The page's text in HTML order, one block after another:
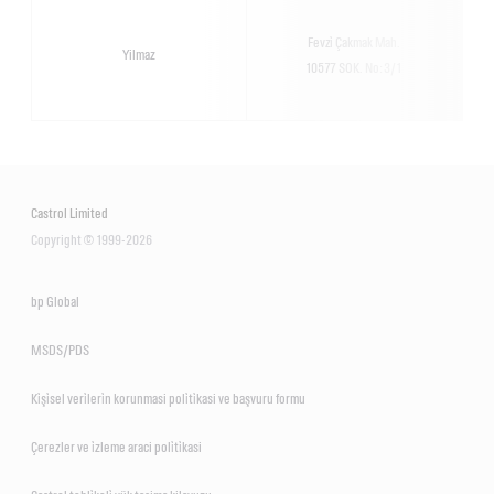
Yilmaz
Fevzi̇ Çakmak Mah.
10577 SOK. No: 3/1
Castrol Limited
Copyright © 1999-2026
bp Global
MSDS/PDS
Ki̇şi̇sel veri̇leri̇n korunmasi poli̇ti̇kasi ve başvuru formu
Çerezler ve i̇zleme araci poli̇ti̇kasi